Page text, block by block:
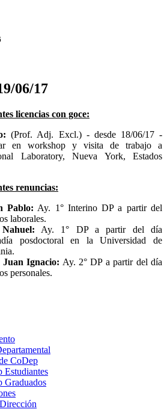
06/17
licencias con goce:
(Prof. Adj. Excl.) - desde 18/06/17 -
en workshop y visita de trabajo a
Laboratory, Nueva York, Estados
renuncias:
Pablo: Ay. 1° Interino DP a partir del
laborales.
Ay. 1° DP a partir del día
posdoctoral en la Universidad de
Ignacio: Ay. 2° DP a partir del día
personales.
CoDep
Estudiantes
Graduados